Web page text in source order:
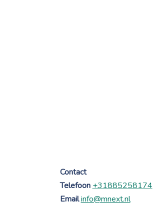
Contact
Telefoon +31885258174
Email info@mnext.nl